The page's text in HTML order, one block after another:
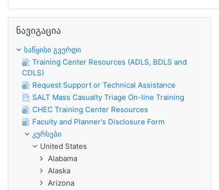
ნავიგაცია
საწყისი გვერდი
Training Center Resources (ADLS, BDLS and
CDLS)
Request Support or Technical Assistance
SALT Mass Casualty Triage On-line Training
CHEC Training Center Resources
Faculty and Planner's Disclosure Form
კურსები
United States
Alabama
Alaska
Arizona